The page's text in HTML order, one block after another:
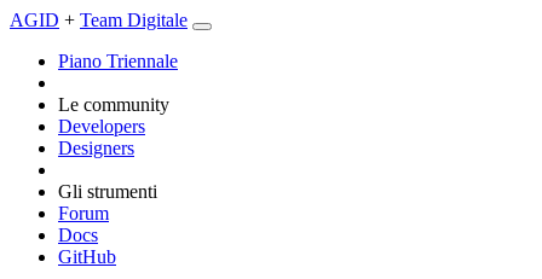
AGID + Team Digitale
Piano Triennale
Le community
Developers
Designers
Gli strumenti
Forum
Docs
GitHub